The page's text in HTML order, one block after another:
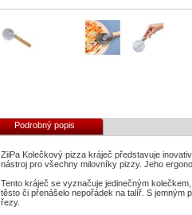
Podrobný popis
ZiiPa Kolečkový pizza kráječ představuje
nástroj pro všechny milovníky pizzy. Jeho
Tento kráječ se vyznačuje jedinečným
těsto či přenášelo nepořádek na talíř. S jemným
řezy.